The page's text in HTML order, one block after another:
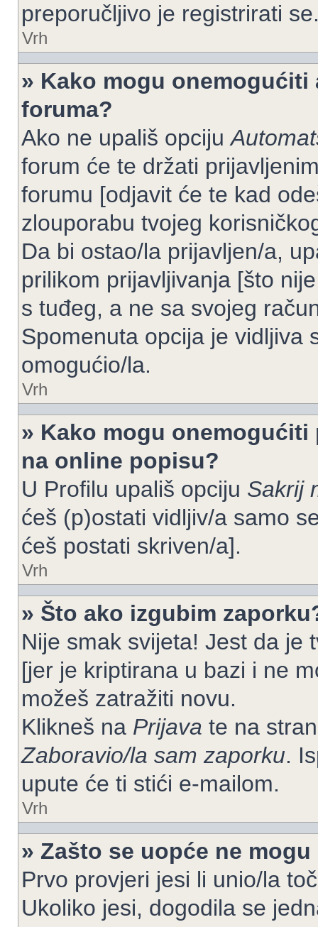
preporučljivo je registrirati
Vrh
» Kako mogu
foruma?
Ako ne upališ opciju
forum će te držati
forumu [odjavit će te kad
zlouporabu tvojeg
Da bi ostao/la prijavljen/a,
prilikom prijavljivanja [što
s tuđeg, a ne sa svojeg
Spomenuta opcija je vidljiva
omogućio/la.
Vrh
» Kako mogu
na online popisu?
U Profilu upališ opciju Sakrij
ćeš (p)ostati vidljiv/a samo
ćeš postati skriven/a].
Vrh
» Što ako izgubim
Nije smak svijeta! Jest da je
[jer je kriptirana u bazi i ne
možeš zatražiti novu.
Klikneš na Prijava te na
Zaboravio/la sam zaporku.
upute će ti stići e-mailom.
Vrh
» Zašto se uopće ne
Prvo provjeri jesi li unio/la
Ukoliko jesi, dogodila se